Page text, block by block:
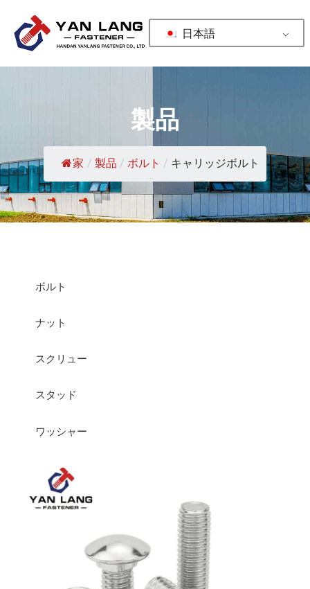
日本語
製品
家 / 製品 / ボルト / キャリッジボルト
ボルト
ナット
スクリュー
スタッド
ワッシャー